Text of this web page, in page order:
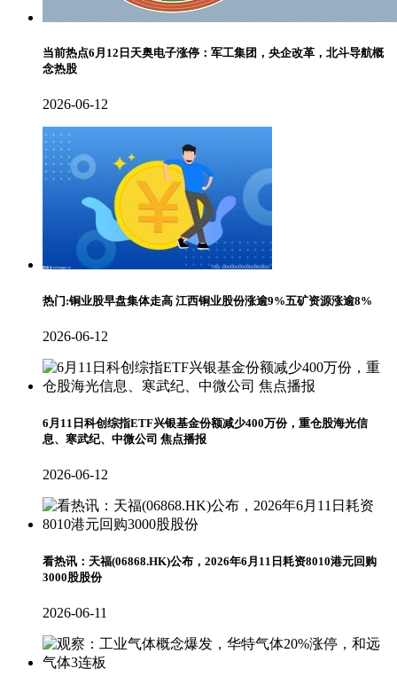
当前热点6月12日天奥电子涨停：军工集团，央企改革，北斗导航概
念热股
2026-06-12
热门:铜业股早盘集体走高 江西铜业股份涨逾9%五矿资源涨逾8%
2026-06-12
6月11日科创综指ETF兴银基金份额减少400万份，重仓股海光信
息、寒武纪、中微公司 焦点播报
2026-06-12
看热讯：天福(06868.HK)公布，2026年6月11日耗资8010港元回购
3000股股份
2026-06-11